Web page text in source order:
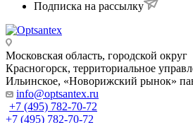
Подписка на рассылку
Московская область, городской округ
Красногорск, территориальное
Ильинское, «Новорижский рынок»
info@optsantex.ru
+7 (495) 782-70-72
+7 (495) 782-70-72